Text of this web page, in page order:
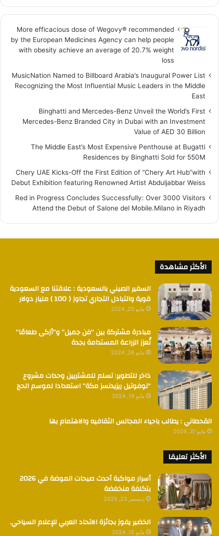
More efficacious dose of Wegovy®️ recommended
by the European Medicines Agency can help people
with obesity achieve an average of 20.7% weight
loss
MusicNation Named to Billboard Arabia’s Inaugural Power List
Recognizing the Most Influential Music Leaders in the Middle
East
Binghatti and Mercedes-Benz Unveil the World’s First
Mercedes-Benz Branded City in Dubai with an Investment
Value of AED 30 Billion
The Middle East’s Most Expensive Penthouse at Bugatti
Residences by Binghatti Sold for 550M
Chery UAE Kicks-Off the First Edition of “Chery Art Hub”with
Debut Exhibition featuring Renowned Artist Abduljabbar Weiss
Red in Progress Concludes Successfully: Over 3000 Visitors
Attend the Debut of Salone del Mobile.Milano in Riyadh
الأكثر مشاهدة
السفير الصيني بالسعودية : علاقتنا مع السعودية
قوية والتبادل التجاري تجاوز ( 100 ) مليار دولار
مايو 20, 2024
مبادرة مشتركة بين “فن جميل” و”أزكى طعامًا”
تُعزز الزراعة المستدامة بجدة
مايو 26, 2024
ذاخر للتطوير: تسلم للمشتريين وحدات مشروع
“نوفوتيل ريزيدنسز مكة” استعدادا لموسم الحج
مايو 19, 2024
القحطاني : يطالب باحياء المجالس الثقافيه والاهتمام بها
مايو 31, 2024
الأكثر تعليقا
أسرار مواكبة أحدث صيحات الموضة في 2026
بتكلفة منخفضة
ديسمبر 23, 2025
الخضير يفوز بجائزة الاتحاد العربي للإعلام السياحي.
مايو 12, 2024